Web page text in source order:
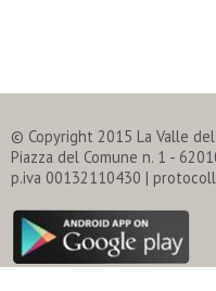
© Copyright 2015 La Valle del
Piazza del Comune n. 1 -
p.iva 00132110430 |